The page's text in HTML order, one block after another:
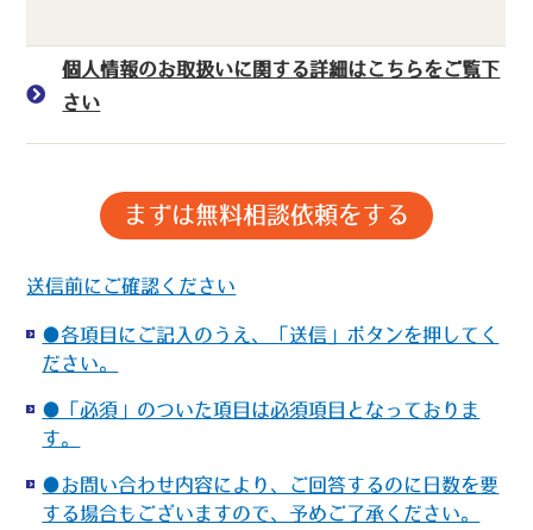
個人情報のお取扱いに関する詳細はこちらをご覧下
さい
送信前にご確認ください
●各項目にご記入のうえ、「送信」ボタンを押してく
ださい。
●「必須」のついた項目は必須項目となっておりま
す。
●お問い合わせ内容により、ご回答するのに日数を要
する場合もございますので、予めご了承ください。